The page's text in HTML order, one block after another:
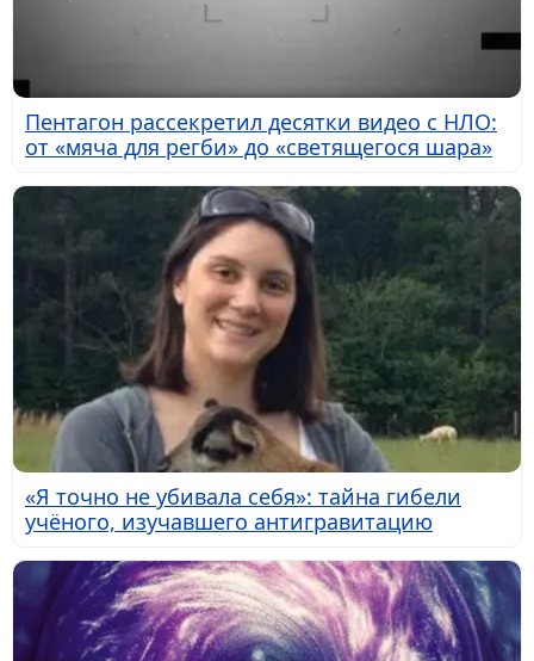
Пентагон рассекретил десятки видео с НЛО:
от «мяча для регби» до «светящегося шара»
«Я точно не убивала себя»: тайна гибели
учёного, изучавшего антигравитацию